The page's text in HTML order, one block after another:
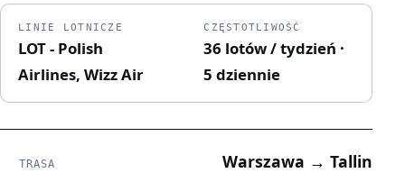
LINIE LOTNICZE
LOT - Polish
Airlines, Wizz Air
CZĘSTOTLIWOŚĆ
36 lotów / tydzień ·
5 dziennie
TRASA Warszawa → Tallin